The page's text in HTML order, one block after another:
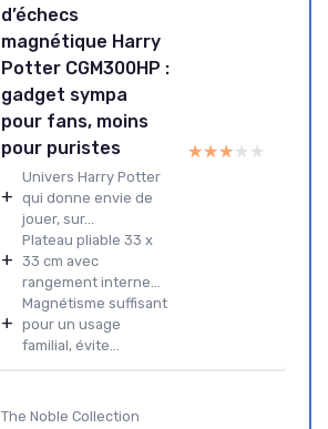
d’échecs
magnétique Harry
Potter CGM300HP :
gadget sympa
pour fans, moins
pour puristes
+
Univers Harry Potter
qui donne envie de
jouer, sur...
+
Plateau pliable 33 x
33 cm avec
rangement interne...
+
Magnétisme suffisant
pour un usage
familial, évite...
★★★★★
★★★★★
The Noble Collection